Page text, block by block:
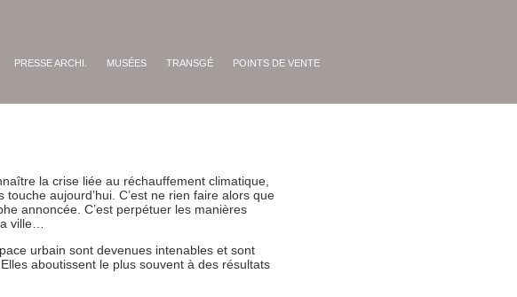
PRESSE ARCHI. MUSÉES TRANSGÉ POINTS DE VENTE
la crise liée au réchauffement climatique,
aujourd’hui. C’est ne rien faire alors que
annoncée. C’est perpétuer les manières
ville…
urbain sont devenues intenables et sont
aboutissent le plus souvent à des résultats